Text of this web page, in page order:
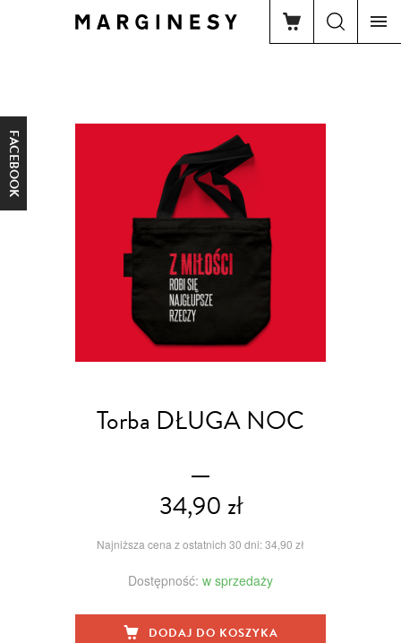
FACEBOOK
Torba DŁUGA NOC
34,90 zł
Najniższa cena z ostatnich 30 dni: 34,90 zł
Dostępność: w sprzedaży
DODAJ DO KOSZYKA